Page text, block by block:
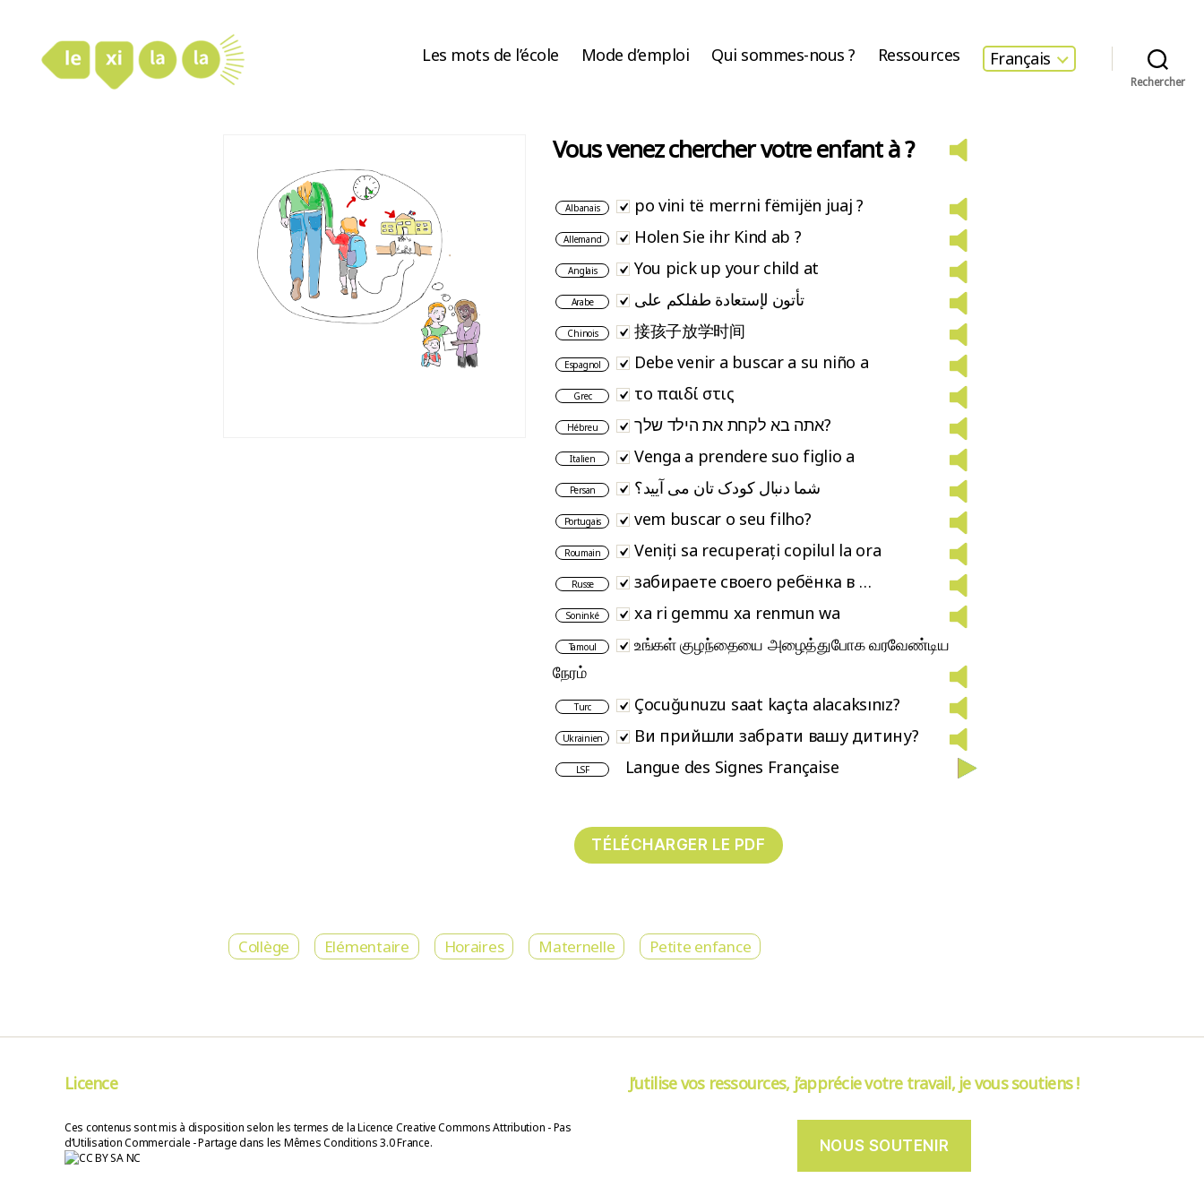
Les mots de l’école Mode d’emploi Qui sommes-nous ? Ressources Français
Rechercher
Vous venez chercher votre enfant à ?
Albanais po vini të merrni fëmijën juaj ?
Allemand Holen Sie ihr Kind ab ?
Anglais You pick up your child at
Arabe تأتون لإستعادة طفلكم على
Chinois 接孩子放学时间
Espagnol Debe venir a buscar a su niño a
Grec το παιδί στις
Hébreu אתה בא לקחת את הילד שלך?
Italien Venga a prendere suo figlio a
Persan شما دنبال کودک تان می آیید؟
Portugais vem buscar o seu filho?
Roumain Veniți sa recuperați copilul la ora
Russe забираете своего ребёнка в …
Soninké xa ri gemmu xa renmun wa
Tamoul
உங்கள் குழந்தையை அழைத்துபோக வரவேண்டிய
நேரம்
Turc Çocuğunuzu saat kaçta alacaksınız?
Ukrainien Ви прийшли забрати вашу дитину?
LSF Langue des Signes Française
Collège Elémentaire Horaires Maternelle Petite enfance
Licence
Ces contenus sont mis à disposition selon les termes de la Licence Creative Commons Attribution - Pas
d’Utilisation Commerciale - Partage dans les Mêmes Conditions 3.0 France.
J’utilise vos ressources, j’apprécie votre travail, je vous soutiens !
NOUS SOUTENIR